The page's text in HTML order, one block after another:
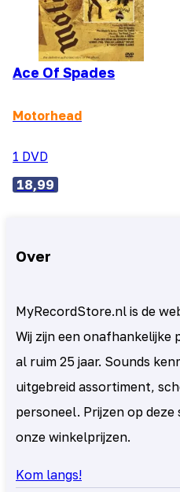
Ace Of Spades
Motorhead
1 DVD
18,99
Over
MyRecordStore.nl is de
Wij zijn een onafhankelijke
al ruim 25 jaar. Sounds
uitgebreid assortiment,
personeel. Prijzen op
onze winkelprijzen.
Kom langs!